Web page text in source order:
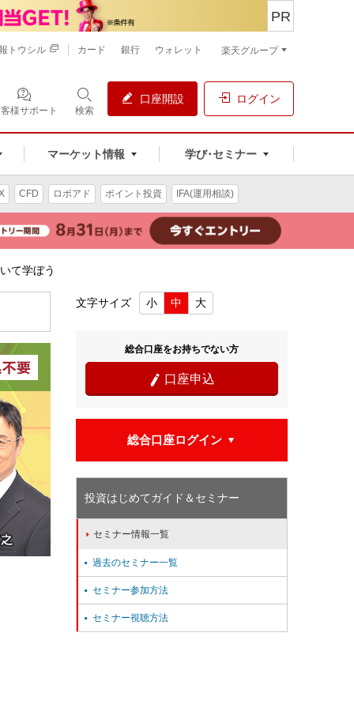
様サポート 検索
口座開設 ログイン
マーケット情報 学び･セミナー
PR
トウシル カード 銀行 ウォレット 楽天グループ
CFD ロボアド ポイント投資 IFA(運用相談)
て学ぼう
文字サイズ 小 中 大
総合口座をお持ちでない方
 口座申込
総合口座ログイン
投資はじめてガイド＆セミナー
 セミナー情報一覧
 過去のセミナー一覧
 セミナー参加方法
 セミナー視聴方法